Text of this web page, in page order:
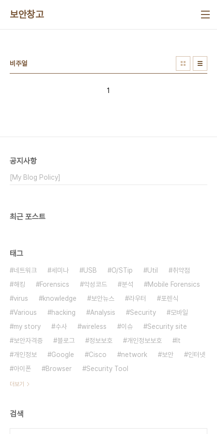
보안창고
비주얼
1
공지사항
[My Blog Policy]
최근 포스트
태그
네트워크 세미나 USB O/STip Util
취약점
해킹
Forensics 악성코드 분석
Mobile Forensics
virus
knowledge 보안뉴스 라우터
포렌식
Various
hacking Analysis Security
모바일
my story
수사 wireless 이슈
Security site
보안자격증
블로그 정보보호 개인정보보호
It
개인정보
Google Cisco network 보안
인터넷
아이폰
Browser Security Tool
더보기
검색